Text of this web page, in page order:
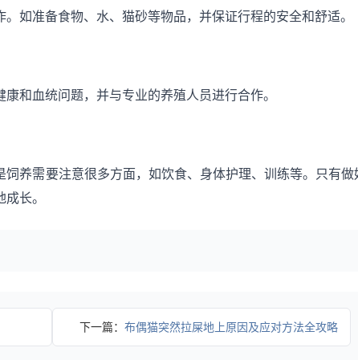
如准备食物、水、猫砂等物品，并保证行程的安全和舒适。
和血统问题，并与专业的养殖人员进行合作。
养需要注意很多方面，如饮食、身体护理、训练等。只有做
长。
下一篇： 布偶猫突然拉屎地上原因及应对方法全攻略